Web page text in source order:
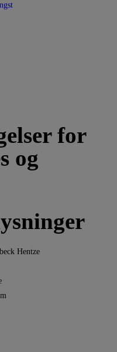
for
og
Hentze